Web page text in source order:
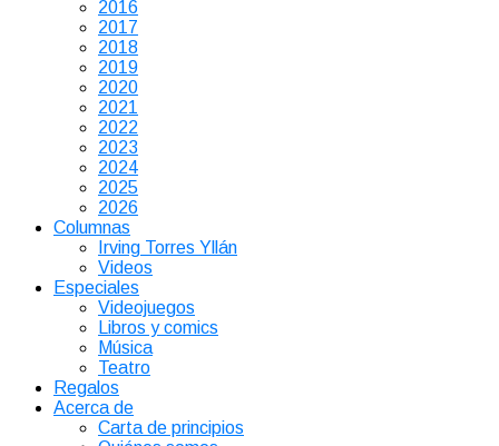
2016
2017
2018
2019
2020
2021
2022
2023
2024
2025
2026
Columnas
Irving Torres Yllán
Videos
Especiales
Videojuegos
Libros y comics
Música
Teatro
Regalos
Acerca de
Carta de principios